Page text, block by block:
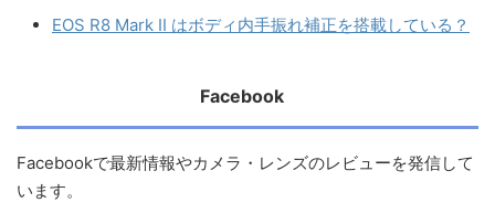
EOS R8 Mark II はボディ内手振れ補正を搭載している？
Facebook
Facebookで最新情報やカメラ・レンズのレビューを発信して
います。